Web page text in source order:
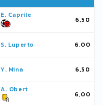
E. Caprile
6,50
S. Luperto 6,00
Y. Mina 6,50
A. Obert
6,00